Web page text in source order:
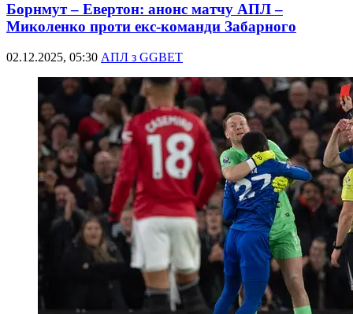
Борнмут – Евертон: анонс матчу АПЛ –
Миколенко проти екс-команди Забарного
02.12.2025, 05:30 АПЛ з GGBET